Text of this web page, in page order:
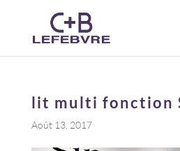
lit multi fonction
Août 13, 2017